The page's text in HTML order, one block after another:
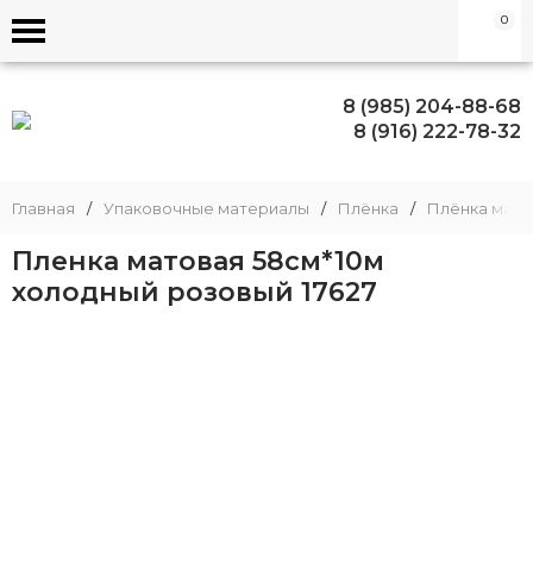
0
8 (985) 204-88-68
8 (916) 222-78-32
Главная / Упаковочные материалы / Плёнка / Плёнка
Пленка матовая 58см*10м
холодный розовый 17627